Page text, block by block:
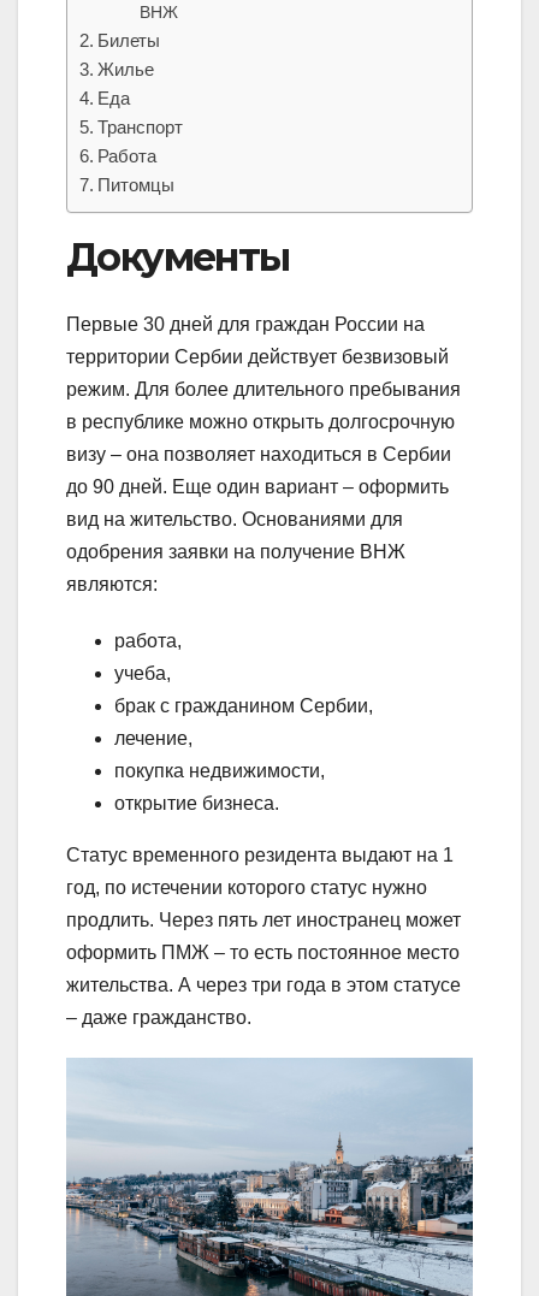
ВНЖ
Билеты
Жилье
Еда
Транспорт
Работа
Питомцы
Документы
Первые 30 дней для граждан России на
территории Сербии действует безвизовый
режим. Для более длительного пребывания
в республике можно открыть долгосрочную
визу – она позволяет находиться в Сербии
до 90 дней. Еще один вариант – оформить
вид на жительство. Основаниями для
одобрения заявки на получение ВНЖ
являются:
работа,
учеба,
брак с гражданином Сербии,
лечение,
покупка недвижимости,
открытие бизнеса.
Статус временного резидента выдают на 1
год, по истечении которого статус нужно
продлить. Через пять лет иностранец может
оформить ПМЖ – то есть постоянное место
жительства. А через три года в этом статусе
– даже гражданство.